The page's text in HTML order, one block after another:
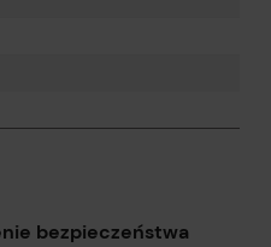
bezpieczeństwa